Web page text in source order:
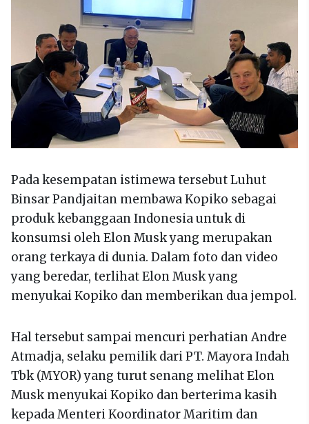
Pada kesempatan istimewa tersebut Luhut
Binsar Pandjaitan membawa Kopiko sebagai
produk kebanggaan Indonesia untuk di
konsumsi oleh Elon Musk yang merupakan
orang terkaya di dunia. Dalam foto dan video
yang beredar, terlihat Elon Musk yang
menyukai Kopiko dan memberikan dua jempol.
Hal tersebut sampai mencuri perhatian Andre
Atmadja, selaku pemilik dari PT. Mayora Indah
Tbk (MYOR) yang turut senang melihat Elon
Musk menyukai Kopiko dan berterima kasih
kepada Menteri Koordinator Maritim dan